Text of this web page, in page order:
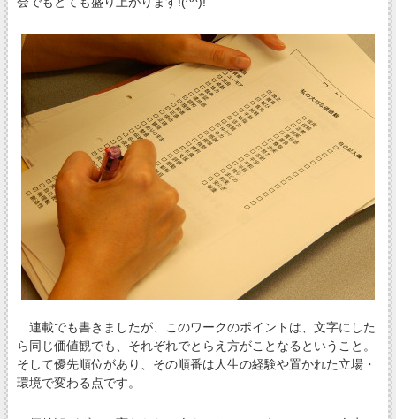
連載でも書きましたが、このワークのポイントは、文字にした
ら同じ価値観でも、それぞれでとらえ方がことなるということ。
そして優先順位があり、その順番は人生の経験や置かれた立場・
環境で変わる点です。